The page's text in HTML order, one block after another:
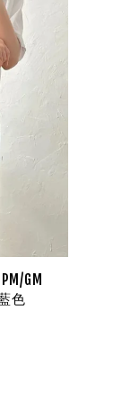
GM
色